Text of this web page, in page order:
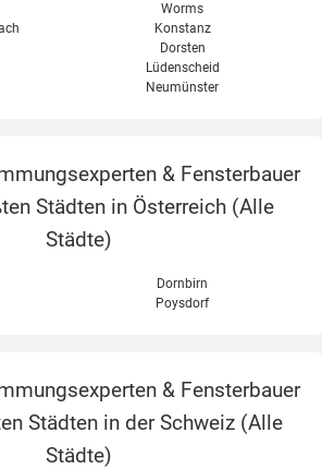
Worms
Konstanz
Dorsten
Lüdenscheid
Neumünster
& Fensterbauer
Städten in Österreich (Alle
Städte)
Dornbirn
Poysdorf
& Fensterbauer
Städten in der Schweiz (Alle
Städte)